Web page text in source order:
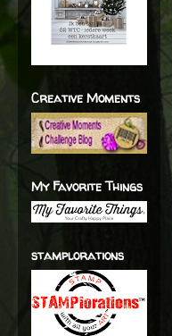
Creative Moments
My Favorite Things
stamplorations